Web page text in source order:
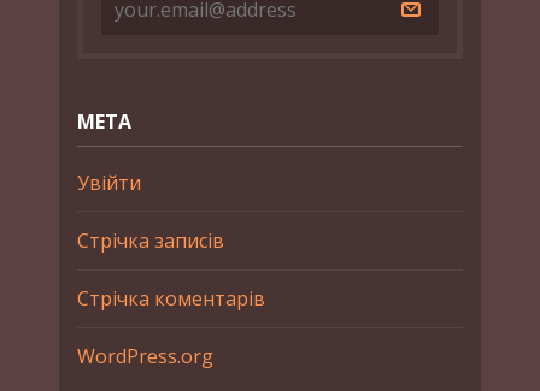
МЕТА
Увійти
Стрічка записів
Стрічка коментарів
WordPress.org